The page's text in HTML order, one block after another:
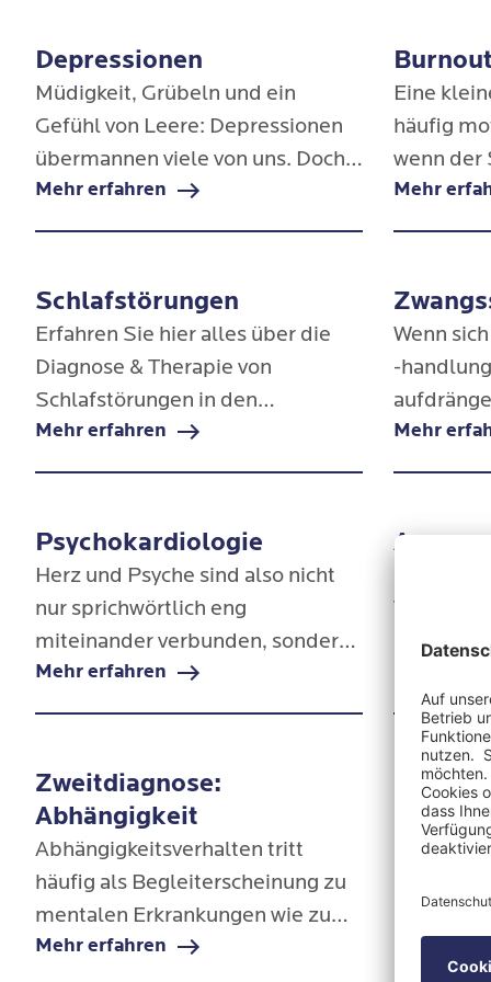
Depressionen
Müdigkeit, Grübeln und ein
Gefühl von Leere: Depressionen
übermannen viele von uns. Doch
auch wenn es oft hoffnungslos
erscheint, ist eine effektive und
möglich.
Mehr erfahren
Burnout
Eine
häufig
wenn der
und die
brennt
Burnout.
Mehr
Schlafstörungen
Erfahren Sie hier alles über die
Diagnose & Therapie von
Schlafstörungen in den
Blomenburg Privatkliniken.
Mehr erfahren
Wenn
-
Impuls
kann
nach sich
Mehr
Psychokardiologie
Herz und Psyche sind also nicht
nur sprichwörtlich eng
miteinander verbunden, sondern
stehen in sensibler bidirektionaler
Wechselwirkung. So können
Begleiterkrankungen im Rahmen
von Herzerkrankungen wie bei
einem Herzinfarkt auftreten, aber
ebenso selbst die
kardiovaskulären Leiden
begünstigen.
Mehr erfahren
Unser
unsere
z. B. ein
oder der
Zweitdiagnose:
Abhängigkeit
Abhängigkeitsverhalten tritt
häufig als Begleiterscheinung zu
mentalen Erkrankungen wie zum
Beispiel Depressionen,
Mehr erfahren